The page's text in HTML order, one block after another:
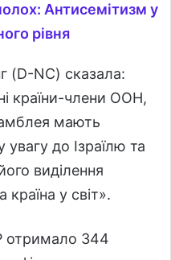
Антисемітизм у
рівня
(D-NC) сказала:
країни-члени ООН,
мають
увагу до Ізраїлю та
виділення
у світ».
отримало 344